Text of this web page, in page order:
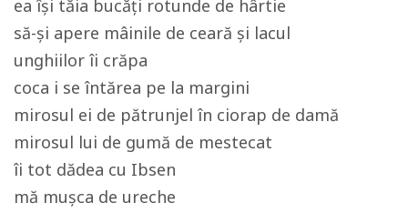
ea își tăia bucăți rotunde de hârtie
să-și apere mâinile de ceară și lacul
unghiilor îi crăpa
coca i se întărea pe la margini
mirosul ei de pătrunjel în ciorap de damă
mirosul lui de gumă de mestecat
îi tot dădea cu Ibsen
mă mușca de ureche